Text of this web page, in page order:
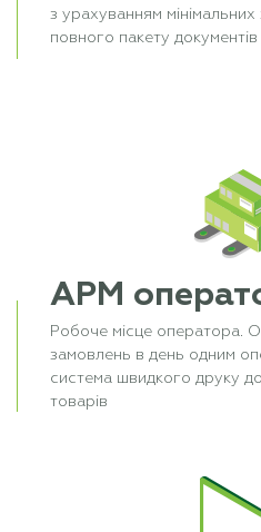
з урахуванням
повного пакету документів
АРМ
Робоче місце оператора.
замовлень в день одним
система швидкого друку
товарів